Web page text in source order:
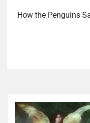
How the Penguins